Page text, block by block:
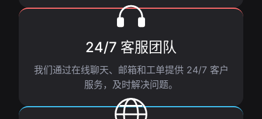
24/7 客服团队
我们通过在线聊天、邮箱和工单提供 24/7 客户
服务，及时解决问题。